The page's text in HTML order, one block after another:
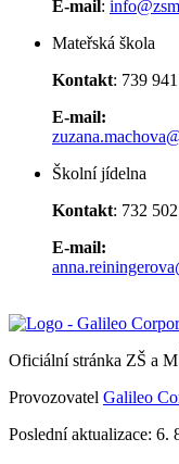
E-mail:
Mateřská škola
Kontakt: 739
E-mail:
Školní jídelna
Kontakt: 732
E-mail:
Oficiální stránka ZŠ a
Provozovatel Galileo
Poslední aktualizace: 6.